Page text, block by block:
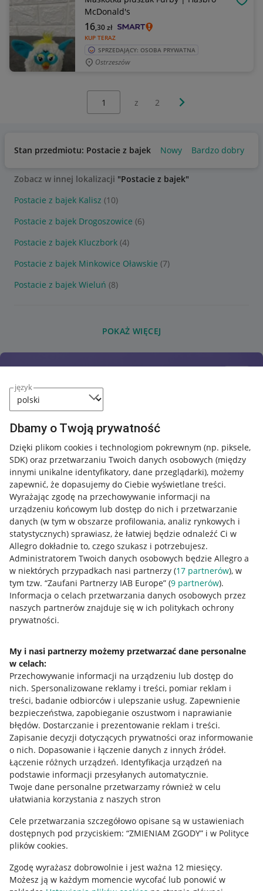
język
Dbamy o Twoją prywatność
Dzięki plikom cookies i technologiom pokrewnym (np. piksele,
SDK) oraz przetwarzaniu Twoich danych osobowych (między
innymi unikalne identyfikatory, dane przeglądarki), możemy
zapewnić, że dopasujemy do Ciebie wyświetlane treści.
Wyrażając zgodę na przechowywanie informacji na
urządzeniu końcowym lub dostęp do nich i przetwarzanie
danych (w tym w obszarze profilowania, analiz rynkowych i
statystycznych) sprawiasz, że łatwiej będzie odnaleźć Ci w
Allegro dokładnie to, czego szukasz i potrzebujesz.
Administratorem Twoich danych osobowych będzie Allegro a
w niektórych przypadkach nasi partnerzy (17 partnerów), w
tym tzw. “Zaufani Partnerzy IAB Europe” (9 partnerów).
Informacja o celach przetwarzania danych osobowych przez
naszych partnerów znajduje się w ich politykach ochrony
prywatności.
My i nasi partnerzy możemy przetwarzać dane personalne
w celach:
Przechowywanie informacji na urządzeniu lub dostęp do
nich. Spersonalizowane reklamy i treści, pomiar reklam i
treści, badanie odbiorców i ulepszanie usług. Zapewnienie
bezpieczeństwa, zapobieganie oszustwom i naprawianie
błędów. Dostarczanie i prezentowanie reklam i treści.
Zapisanie decyzji dotyczących prywatności oraz informowanie
o nich. Dopasowanie i łączenie danych z innych źródeł.
Łączenie różnych urządzeń. Identyfikacja urządzeń na
podstawie informacji przesyłanych automatycznie.
Twoje dane personalne przetwarzamy również w celu
ułatwiania korzystania z naszych stron
Cele przetwarzania szczegółowo opisane są w ustawieniach
dostępnych pod przyciskiem: “ZMIENIAM ZGODY” i w Polityce
plików cookies.
Zgodę wyrażasz dobrowolnie i jest ważna 12 miesięcy.
Możesz ją w każdym momencie wycofać lub ponowić w
McDonald's
KUP TERAZ
16,30zł
SPRZEDAJĄCY: OSOBA PRYWATNA
Ostrzeszów
z 2 Następna strona
Stan przedmiotu: Postacie z bajek Nowy Bardzo dobry
Zobacz w innej lokalizacji "Postacie z bajek"
Postacie z bajek Kalisz (10)
Postacie z bajek Drogoszowice (6)
Postacie z bajek Kluczbork (4)
Postacie z bajek Minkowice Oławskie (7)
Postacie z bajek Wieluń (8)
POKAŻ WIĘCEJ
Przydatne informacje
Jak to działa
Allegro Gadane dla sprzedających
Allegro Gadane dla kupujących
Mapa miejscowości
Informacje prawne
Regulamin
Polityka plików "cookies"
Ustawienia plików "cookies"
Udostępnianie lokalizacji
Informacje dla Aktu o Usługach Cyfrowych
Pobierz aplikację